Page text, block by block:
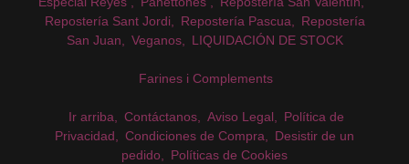
Repostería Sant Jordi
Repostería Pascua
Repostería
San Juan
Veganos LIQUIDACIÓN DE STOCK
Farines i Complements
Ir arriba Contáctanos Aviso Legal
Política de
Privacidad
Condiciones de Compra
Desistir de un
pedido
Políticas de Cookies